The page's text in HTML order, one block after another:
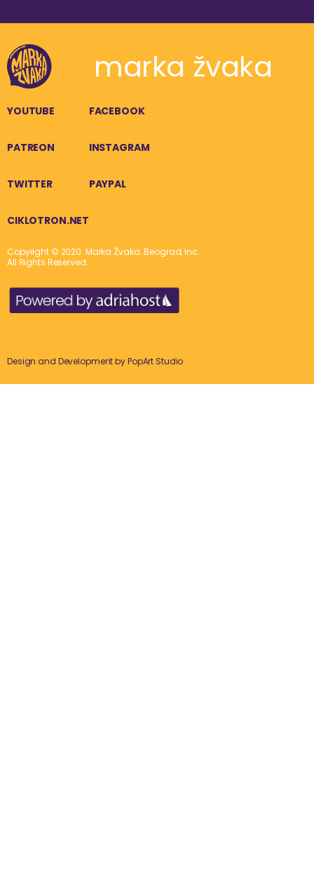
marka žvaka
YOUTUBE FACEBOOK
PATREON INSTAGRAM
TWITTER PAYPAL
CIKLOTRON.NET
Copyright © 2020. Marka Žvaka. Beograd, Inc.
All Rights Reserved.
Design and Development byPopArt Studio